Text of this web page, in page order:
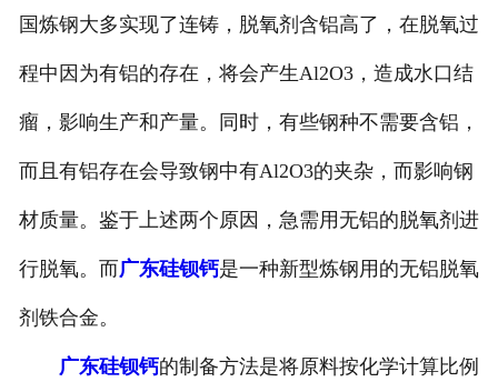
国炼钢大多实现了连铸，脱氧剂含铝高了，在脱氧过
程中因为有铝的存在，将会产生Al2O3，造成水口结
瘤，影响生产和产量。同时，有些钢种不需要含铝，
而且有铝存在会导致钢中有Al2O3的夹杂，而影响钢
材质量。鉴于上述两个原因，急需用无铝的脱氧剂进
行脱氧。而广东硅钡钙是一种新型炼钢用的无铝脱氧
剂铁合金。
广东硅钡钙的制备方法是将原料按化学计算比例